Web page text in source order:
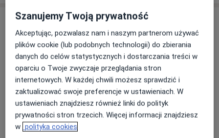
Bezpieczne płatności
lek. Agata Postek
Lekarz wykonujący zabiegi medycyny estetycznej
124 opinie
Szanujemy Twoją prywatność
Akceptując, pozwalasz nam i naszym partnerom używać
plików cookie (lub podobnych technologii) do zbierania
danych do celów statystycznych i dostarczania treści w
oparciu o Twoje zwyczaje przeglądania stron
internetowych. W każdej chwili możesz sprawdzić i
zaktualizować swoje preferencje w ustawieniach. W
ustawieniach znajdziesz również linki do polityk
prywatności stron trzecich. Więcej informacji znajdziesz
w polityka cookies